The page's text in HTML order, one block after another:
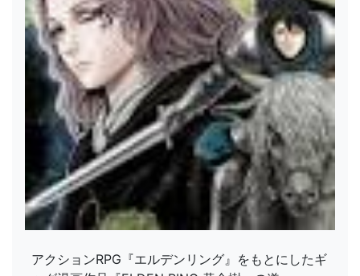
アクションRPG『エルデンリング』をもとにしたギ